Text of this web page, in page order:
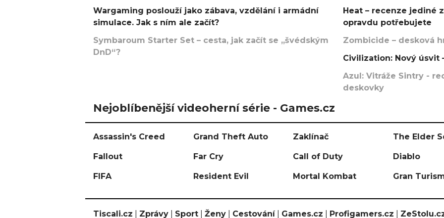
Wargaming poslouží jako zábava, vzdělání i armádní
simulace. Jak s ním ale začít?
Symbaroum Starter Set – cesta, jak začít se „švédským
DnD“?
Heat – recenze jediné
opravdu potřebujete
Zombicide – desková
Civilization: Nový úsvit
Azul: Vitráže Sintry -
deskovky
Nejoblíbenější videoherní série - Games.cz
Assassin's Creed Grand Theft Auto Zaklínač The Elder
Fallout Far Cry Call of Duty Diablo
FIFA Resident Evil Mortal Kombat Gran
Tiscali.cz Zprávy Sport Ženy Cestování| Games.cz Profigamers.cz